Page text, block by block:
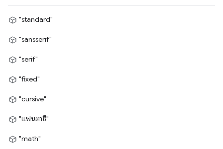
"standard"
"sansserif"
"serif"
"fixed"
"cursive"
"แฟนตาซี"
"math"